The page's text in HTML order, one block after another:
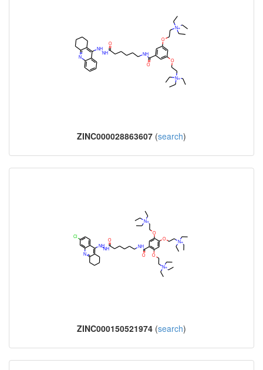
ZINC000028863607 (search)
ZINC000150521974 (search)